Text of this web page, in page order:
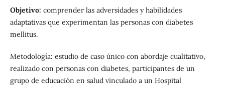
Objetivo: comprender las adversidades y habilidades
adaptativas que experimentan las personas con diabetes
mellitus.
Metodología: estudio de caso único con abordaje cualitativo,
realizado con personas con diabetes, participantes de un
grupo de educación en salud vinculado a un Hospital